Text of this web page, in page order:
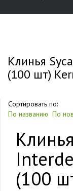
Клинья
(100 шт)
Сортировать по:
По названию По
(100